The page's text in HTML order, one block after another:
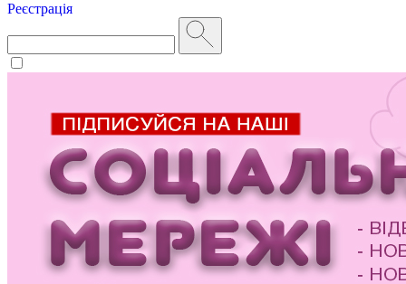
Реєстрація